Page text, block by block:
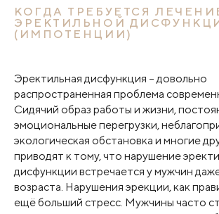
КОГДА ТРЕБУЕТСЯ
ЭРЕКТИЛЬНОЙ
(ИМПОТЕНЦИИ)
Эректильная дисфункция – довольно
распространенная проблема
Сидячий образ работы и жизни,
эмоциональные перегрузки,
экологическая обстановка и многие
приводят к тому, что нарушение
дисфункции встречается у мужчин
возраста. Нарушения эрекции, как
ещё больший стресс. Мужчины часто